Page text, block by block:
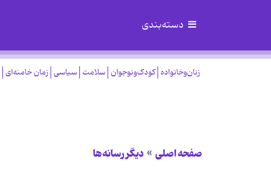
دسته‌بندی
زنان‌وخانواده کودک‌ونوجوان سلامت سیاسی زمان خامنه‌ای
صفحه اصلی دیگر رسانه‌ها